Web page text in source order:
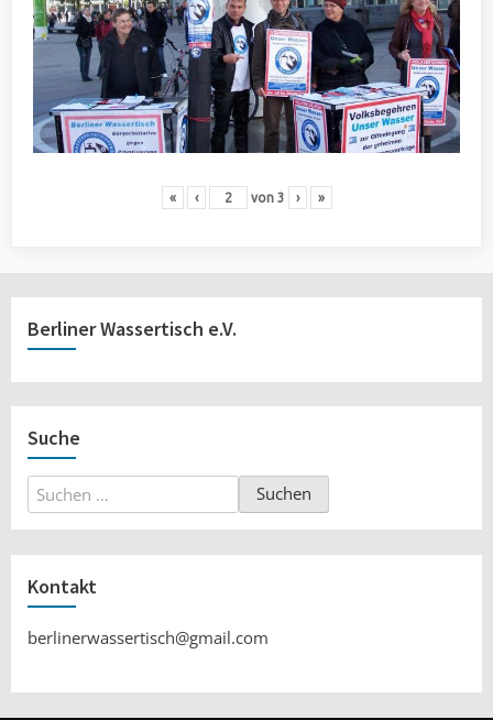
« ‹ von 3 › »
Berliner Wassertisch e.V.
Suche
Suchen
nach:
Kontakt
berlinerwassertisch@gmail.com